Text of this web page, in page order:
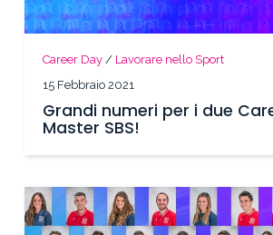
Career Day / Lavorare nello Sport
15 Febbraio 2021
Grandi numeri per i due
Master SBS!